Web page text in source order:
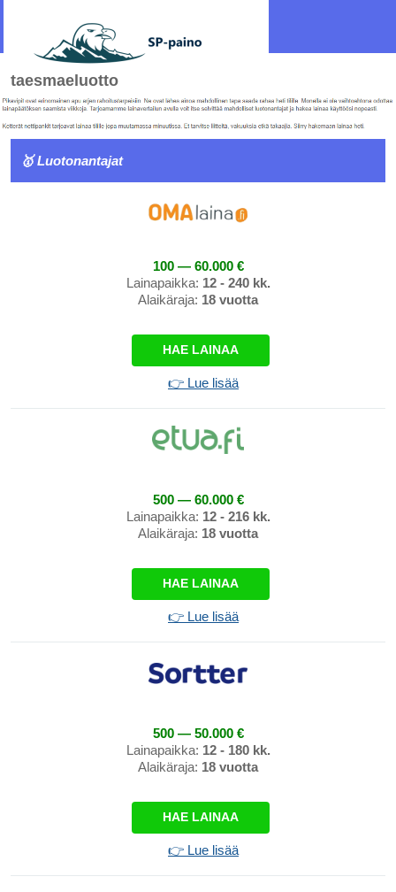
taesmaeluotto
🥇 Luotonantajat
100 — 60.000 €
Lainapaikka: 12 - 240 kk.
Alaikäraja: 18 vuotta
HAE LAINAA
👉 Lue lisää
500 — 60.000 €
Lainapaikka: 12 - 216 kk.
Alaikäraja: 18 vuotta
HAE LAINAA
👉 Lue lisää
500 — 50.000 €
Lainapaikka: 12 - 180 kk.
Alaikäraja: 18 vuotta
HAE LAINAA
👉 Lue lisää